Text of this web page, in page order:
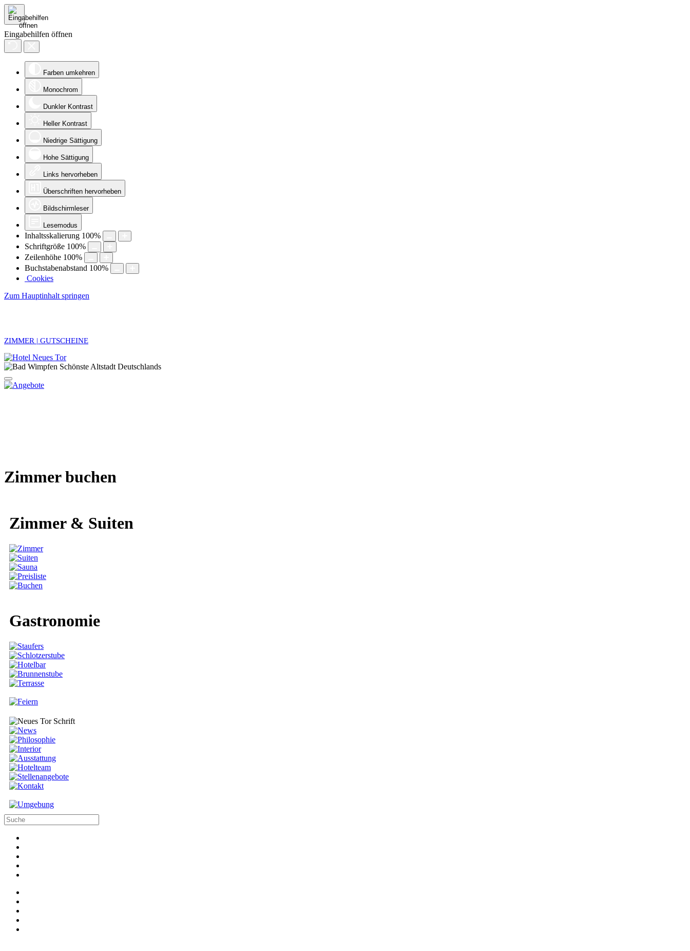
Eingabehilfen öffnen
Farben umkehren
Monochrom
Dunkler Kontrast
Heller Kontrast
Niedrige Sättigung
Hohe Sättigung
Links hervorheben
Überschriften hervorheben
Bildschirmleser
Lesemodus
Inhaltsskalierung 100%
Schriftgröße 100%
Zeilenhöhe 100%
Buchstabenabstand 100%
Cookies
Zum Hauptinhalt springen
ZIMMER | GUTSCHEINE
Zimmer buchen
Zimmer & Suiten
Gastronomie